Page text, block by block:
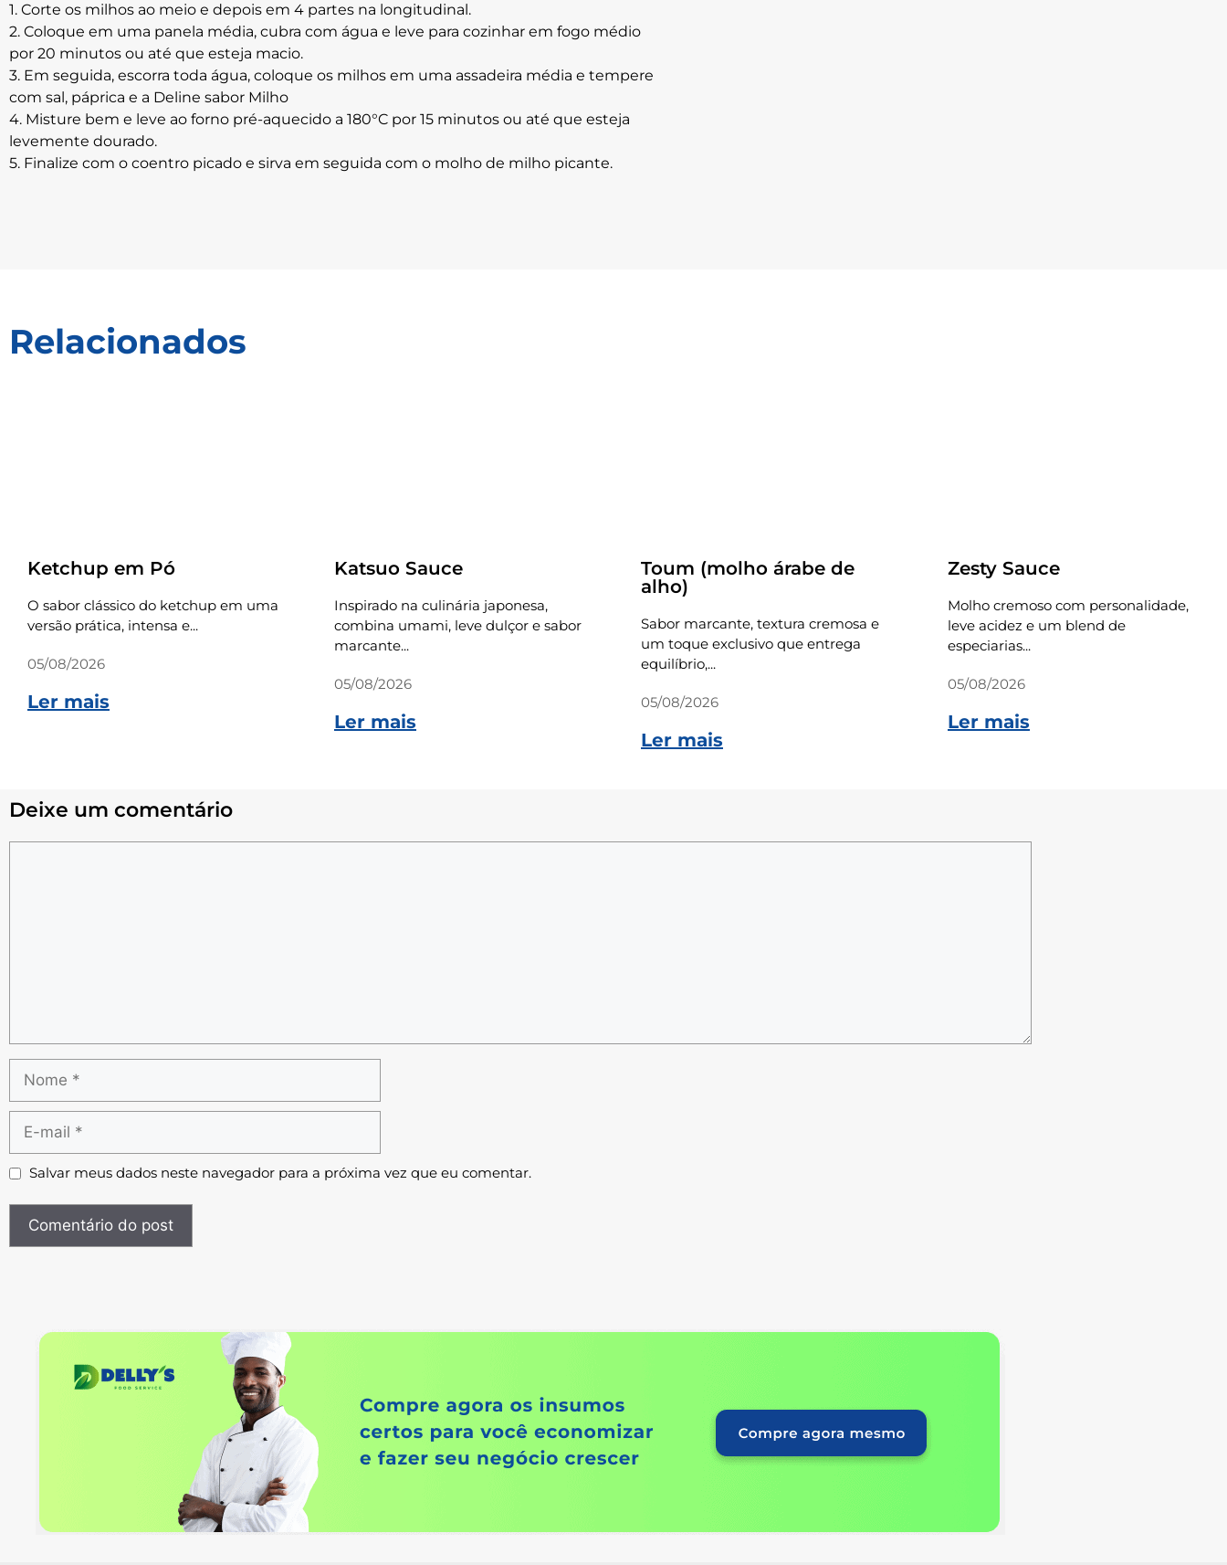
1. Corte os milhos ao meio e depois em 4 partes na longitudinal.
2. Coloque em uma panela média, cubra com água e leve para cozinhar em fogo médio
por 20 minutos ou até que esteja macio.
3. Em seguida, escorra toda água, coloque os milhos em uma assadeira média e tempere
com sal, páprica e a Deline sabor Milho
4. Misture bem e leve ao forno pré-aquecido a 180°C por 15 minutos ou até que esteja
levemente dourado.
5. Finalize com o coentro picado e sirva em seguida com o molho de milho picante.
Relacionados
Ketchup em Pó
O sabor clássico do ketchup em uma
versão prática, intensa e...
05/08/2026
Ler mais
Katsuo Sauce
Inspirado na culinária japonesa,
combina umami, leve dulçor e sabor
marcante...
05/08/2026
Ler mais
Toum (molho árabe de
alho)
Sabor marcante, textura cremosa e
um toque exclusivo que entrega
equilíbrio,...
05/08/2026
Ler mais
Zesty Sauce
Molho cremoso com personalidade,
leve acidez e um blend de
especiarias...
05/08/2026
Ler mais
Deixe um comentário
Salvar meus dados neste navegador para a próxima vez que eu comentar.